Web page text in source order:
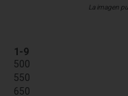
La imagen
1-9
500
550
650